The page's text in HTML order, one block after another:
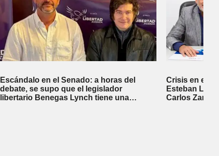
Escándalo en el Senado: a horas del
debate, se supo que el legislador
libertario Benegas Lynch tiene una
Crisis en el
Esteban
Carlos